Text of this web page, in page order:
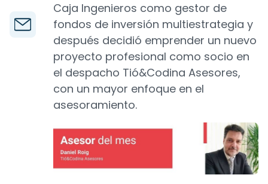
Caja Ingenieros como gestor de
fondos de inversión multiestrategia y
después decidió emprender un nuevo
proyecto profesional como socio en
el despacho Tió&Codina Asesores,
con un mayor enfoque en el
asesoramiento.